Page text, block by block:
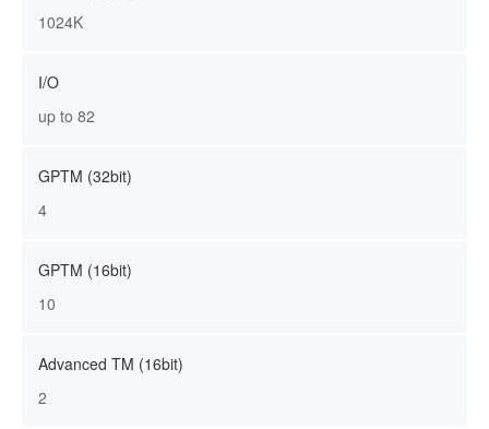
1024K
I/O
up to 82
GPTM (32bit)
4
GPTM (16bit)
10
Advanced TM (16bit)
2